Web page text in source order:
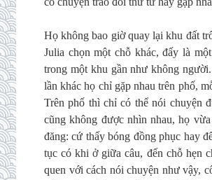
Họ không bao giờ quay lại khu đất
Julia chọn một chỗ khác, đấy là
trong một khu gần như không
lần khác họ chỉ gặp nhau trên phố,
Trên phố thì chỉ có thể nói chuyện
cũng không được nhìn nhau, họ
đăng: cứ thấy bóng đồng phục hay
tục có khi ở giữa câu, đến chỗ hẹn
quen với cách nói chuyện như vậy,